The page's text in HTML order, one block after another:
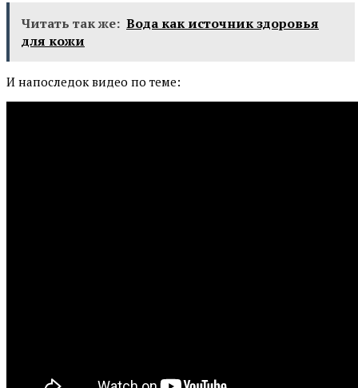
Читать так же: Вода как источник здоровья
для кожи
И напоследок видео по теме: